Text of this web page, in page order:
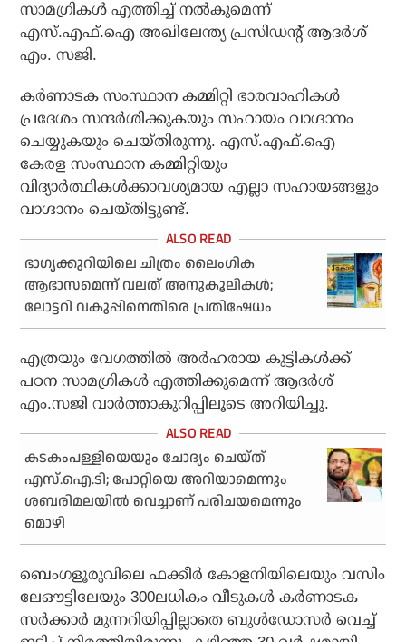
സാമഗ്രികള്‍ എത്തിച്ച് നല്‍കുമെന്ന്
എസ്.എഫ്.ഐ അഖിലേന്ത്യ പ്രസിഡന്റ് ആദര്‍ശ്
എം. സജി.
കര്‍ണാടക സംസ്ഥാന കമ്മിറ്റി ഭാരവാഹികള്‍
പ്രദേശം സന്ദര്‍ശിക്കുകയും സഹായം വാഗ്ദാനം
ചെയ്യുകയും ചെയ്തിരുന്നു. എസ്.എഫ്.ഐ
കേരള സംസ്ഥാന കമ്മിറ്റിയും
വിദ്യാര്‍ത്ഥികള്‍ക്കാവശ്യമായ എല്ലാ സഹായങ്ങളും
വാഗ്ദാനം ചെയ്തിട്ടുണ്ട്.
ഭാഗ്യക്കുറിയിലെ ചിത്രം ലൈംഗിക
ആഭാസമെന്ന് വലത് അനുകൂലികള്‍;
ലോട്ടറി വകുപ്പിനെതിരെ പ്രതിഷേധം
എത്രയും വേഗത്തില്‍ അര്‍ഹരായ കുട്ടികള്‍ക്ക്
പഠന സാമഗ്രികള്‍ എത്തിക്കുമെന്ന് ആദര്‍ശ്
എം.സജി വാര്‍ത്താകുറിപ്പിലൂടെ അറിയിച്ചു.
കടകംപള്ളിയെയും ചോദ്യം ചെയ്ത്
എസ്.ഐ.ടി; പോറ്റിയെ അറിയാമെന്നും
ശബരിമലയിൽ വെച്ചാണ് പരിചയമെന്നും
മൊഴി
ബെംഗളൂരുവിലെ ഫക്കീര്‍ കോളനിയിലെയും വസിം
ലേഔട്ടിലേയും 300ലധികം വീടുകള്‍ കര്‍ണാടക
സര്‍ക്കാര്‍ മുന്നറിയിപ്പില്ലാതെ ബുള്‍ഡോസര്‍ വെച്ച്